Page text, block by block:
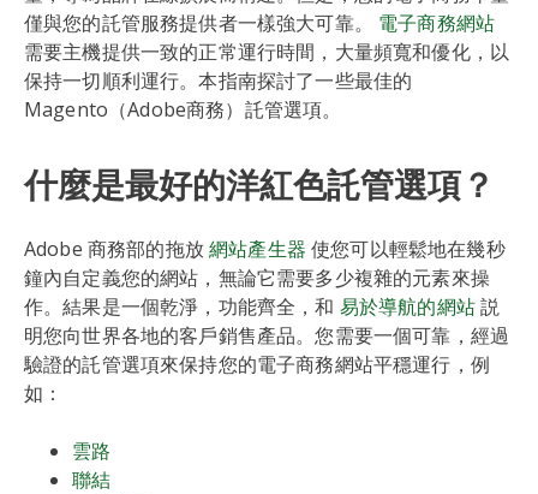
僅與您的託管服務提供者一樣強大可靠。 電子商務網站
需要主機提供一致的正常運行時間，大量頻寬和優化，以
保持一切順利運行。本指南探討了一些最佳的
Magento（Adobe商務）託管選項。
什麼是最好的洋紅色託管選項？
Adobe 商務部的拖放網站產生器 使您可以輕鬆地在幾秒
鐘內自定義您的網站，無論它需要多少複雜的元素來操
作。結果是一個乾淨，功能齊全，和 易於導航的網站説
明您向世界各地的客戶銷售產品。您需要一個可靠，經過
驗證的託管選項來保持您的電子商務網站平穩運行，例
如：
雲路
聯結